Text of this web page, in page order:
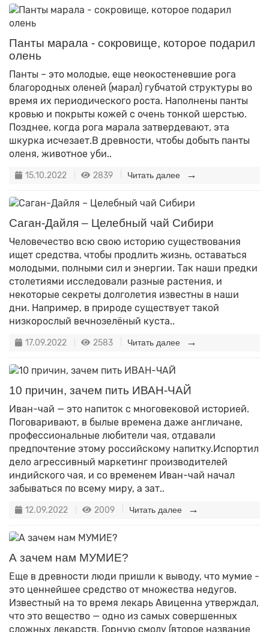
Панты марала - сокровище, которое подарил
олень
Панты – это молодые, еще неокостеневшие рога
благородных оленей (марал) губчатой структуры во
время их периодического роста. Наполнены панты
кровью и покрыты кожей с очень тонкой шерстью.
Позднее, когда рога марала затвердевают, эта
шкурка исчезает.В древности, чтобы добыть панты
оленя, животное уби..
15.10.2022 2839 Читать далее
Саган-Дайля – Целебный чай Сибири
Человечество всю свою историю существования
ищет средства, чтобы продлить жизнь, оставаться
молодыми, полными сил и энергии. Так наши предки
столетиями исследовали разные растения, и
некоторые секреты долголетия известны в наши
дни. Например, в природе существует такой
низкорослый вечнозелёный куста..
17.09.2022 2583 Читать далее
10 причин, зачем пить ИВАН-ЧАЙ
Иван-чай — это напиток с многовековой историей.
Поговаривают, в былые времена даже англичане,
профессиональные любители чая, отдавали
предпочтение этому российскому напитку.Испортил
дело агрессивный маркетинг производителей
индийского чая, и со временем Иван-чай начал
забываться по всему миру, а зат..
12.09.2022 2009 Читать далее
А зачем нам МУМИЕ?
Еще в древности люди пришли к выводу, что мумие -
это ценнейшее средство от множества недугов.
Известный на то время лекарь Авиценна утверждал,
что это вещество — одно из самых совершенных
сложных лекарств. Горную смолу (второе название